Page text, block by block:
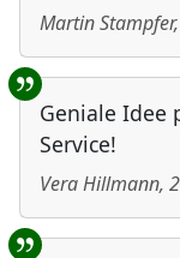
Martin Stampfer,
Geniale Idee
Service!
Vera Hillmann,